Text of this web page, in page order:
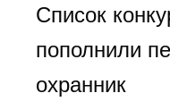
Список
пополнили
охранник